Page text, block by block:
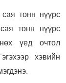
тонн нүүрс
тонн нүүрс
үед очтол
хэвийн